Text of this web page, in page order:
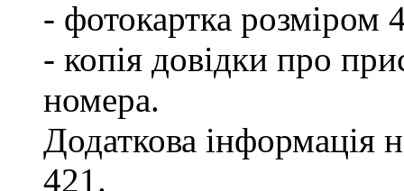
- фотокартка розміром
- копія довідки про
номера.
Додаткова інформація
421.